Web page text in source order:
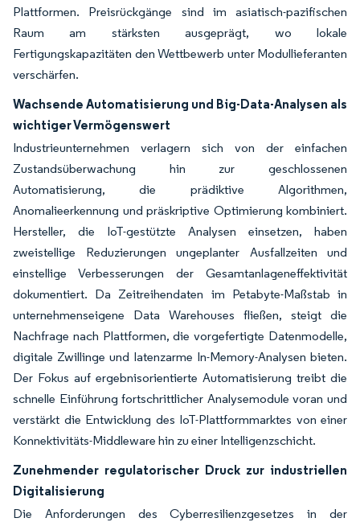
Plattformen. Preisrückgänge sind im asiatisch-pazifischen
Raum am stärksten ausgeprägt, wo lokale
Fertigungskapazitäten den Wettbewerb unter Modullieferanten
verschärfen.
Wachsende Automatisierung und Big-Data-Analysen als
wichtiger Vermögenswert
Industrieunternehmen verlagern sich von der einfachen
Zustandsüberwachung hin zur geschlossenen
Automatisierung, die prädiktive Algorithmen,
Anomalieerkennung und präskriptive Optimierung kombiniert.
Hersteller, die IoT-gestützte Analysen einsetzen, haben
zweistellige Reduzierungen ungeplanter Ausfallzeiten und
einstellige Verbesserungen der Gesamtanlageneffektivität
dokumentiert. Da Zeitreihendaten im Petabyte-Maßstab in
unternehmenseigene Data Warehouses fließen, steigt die
Nachfrage nach Plattformen, die vorgefertigte Datenmodelle,
digitale Zwillinge und latenzarme In-Memory-Analysen bieten.
Der Fokus auf ergebnisorientierte Automatisierung treibt die
schnelle Einführung fortschrittlicher Analysemodule voran und
verstärkt die Entwicklung des IoT-Plattformmarktes von einer
Konnektivitäts-Middleware hin zu einer Intelligenzschicht.
Zunehmender regulatorischer Druck zur industriellen
Digitalisierung
Die Anforderungen des Cyberresilienzgesetzes in der